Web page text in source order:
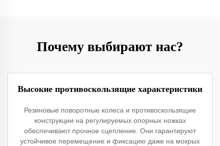
Почему выбирают нас?
Высокие противоскользящие характеристики
Резиновые поворотные колеса и противоскользящие
конструкции на регулируемых опорных ножках
обеспечивают прочное сцепление. Они гарантируют
устойчивое перемещение и фиксацию даже на мокрых